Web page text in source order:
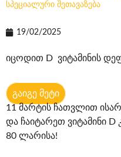
სპეციალური შეთავაზება
19/02/2025
იცოდით D ვიტამინის
გაიგე მეტი
11 მარტის ჩათვლით
და ჩაიტარეთ ვიტამინი
80 ლარისა!